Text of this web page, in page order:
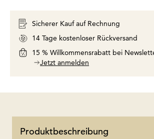
Sicherer Kauf auf Rechnung
14 Tage kostenloser Rückversand
15 % Willkommensrabatt bei
Jetzt anmelden
Produktbeschreibung